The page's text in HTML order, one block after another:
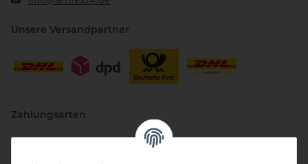
Unsere Versandpartner
Zahlungsarten